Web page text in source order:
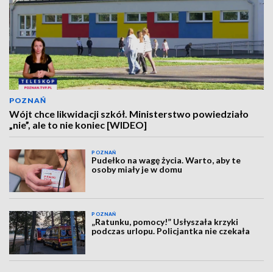
POZNAŃ
Wójt chce likwidacji szkół. Ministerstwo powiedziało
„nie”, ale to nie koniec [WIDEO]
POZNAŃ
Pudełko na wagę życia. Warto, aby te
osoby miały je w domu
POZNAŃ
„Ratunku, pomocy!” Usłyszała krzyki
podczas urlopu. Policjantka nie czekała